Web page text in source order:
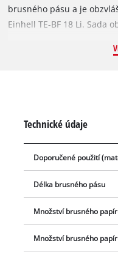
brusného pásu a je
Einhell TE-BF 18 Li. Sada
brusné pásy lze
Technické údaje
Doporučené použití
Délka brusného pásu
Množství brusného
Množství brusného